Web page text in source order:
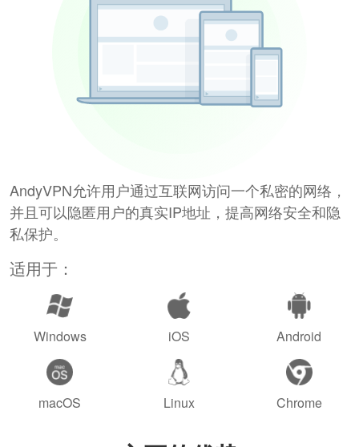
AndyVPN允许用户通过互联网访问一个私密的网络，
并且可以隐匿用户的真实IP地址，提高网络安全和隐
私保护。
适用于：
Windows iOS Android
macOS Linux Chrome